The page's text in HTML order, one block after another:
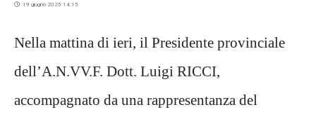
19 giugno 2025 14:15
Nella mattina di ieri, il Presidente provinciale
dell’A.N.VV.F. Dott. Luigi RICCI,
accompagnato da una rappresentanza del